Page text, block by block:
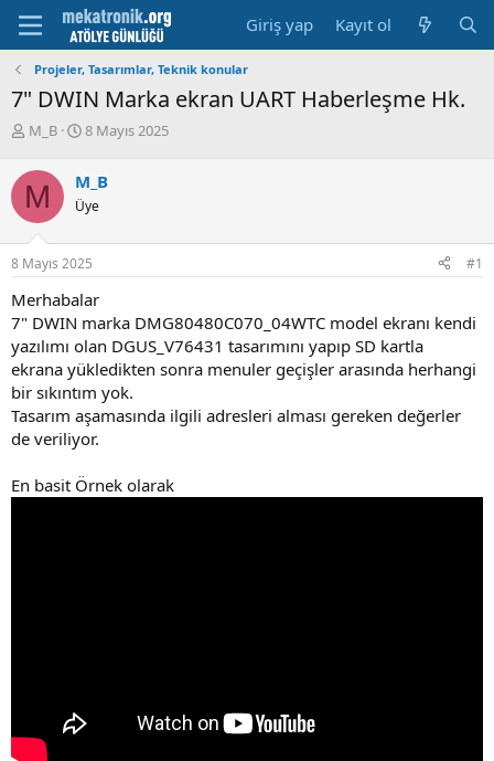
Giriş yap Kayıt ol
Projeler, Tasarımlar, Teknik konular
7" DWIN Marka ekran UART Haberleşme Hk.
K
n
u
y
u
b
a
l
a
t
a
n
M_B
B
l
a
a
t
r
i
h
i
8 Mayıs 2025
M M_B
Üye
8 Mayıs 2025 #1
Merhabalar
7" DWIN marka DMG80480C070_04WTC model ekranı kendi
yazılımı olan DGUS_V76431 tasarımını yapıp SD kartla
ekrana yükledikten sonra menuler geçişler arasında herhangi
bir sıkıntım yok.
Tasarım aşamasında ilgili adresleri alması gereken değerler
de veriliyor.
En basit Örnek olarak